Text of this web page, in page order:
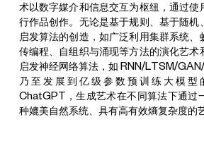
术以数字媒介和信息交互为枢纽，通过使
行作品创作。无论是基于规则、基于随机
启发算法的创造，如广泛利用集群系统、
传编程、自组织与涌现等方法的演化艺术
启发神经网络算法，如 RNN/LTSM/
乃至发展到亿级参数预训练大模型
ChatGPT，生成艺术在不同算法下通过
种媲美自然系统、具有高有效熵复杂度的